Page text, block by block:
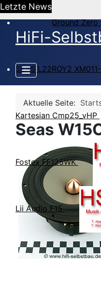
Letzte News
Ground
SEAS L22ROY2
Kartesian Cmp25_vHP
Fostex FF125WK
Lii Audio F15
HiFi-
Aktuelle Seite:
Seas